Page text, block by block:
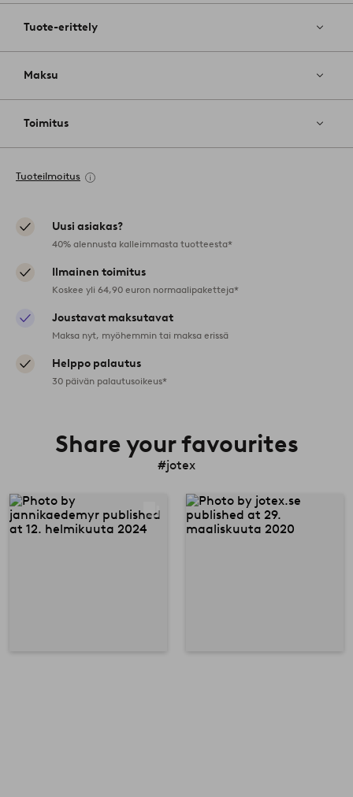
Tuote-erittely
Maksu
Toimitus
Tuoteilmoitus
Uusi asiakas?
40% alennusta kalleimmasta tuotteesta*
Ilmainen toimitus
Koskee yli 64,90 euron normaalipaketteja*
Joustavat maksutavat
Maksa nyt, myöhemmin tai maksa erissä
Helppo palautus
30 päivän palautusoikeus*
Share your favourites
#jotex